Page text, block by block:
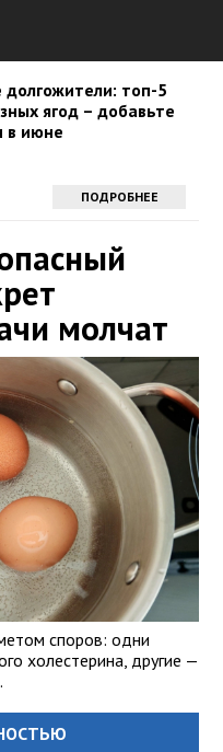
долгожители: топ-5
ягод – добавьте
в июне
ПОДРОБНЕЕ
молчат
споров: одни
холестерина, другие —